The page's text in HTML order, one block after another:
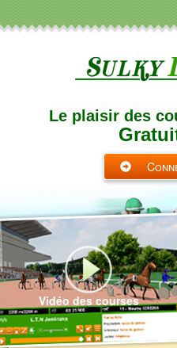
Le plaisir des
Vidéo des courses